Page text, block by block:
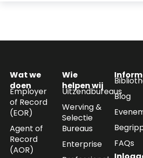
Wat we
doen
Employer
of Record
(EOR)
Agent of
Record
(AOR)
Wie
helpen wij
Uitzendbureaus
Werving &
Selectie
Bureaus
Enterprise
Blog
FAQs